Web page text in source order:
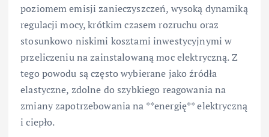
poziomem emisji zanieczyszczeń, wysoką dynamiką
regulacji mocy, krótkim czasem rozruchu oraz
stosunkowo niskimi kosztami inwestycyjnymi w
przeliczeniu na zainstalowaną moc elektryczną. Z
tego powodu są często wybierane jako źródła
elastyczne, zdolne do szybkiego reagowania na
zmiany zapotrzebowania na **energię** elektryczną
i ciepło.